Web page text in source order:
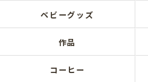
ベビーグッズ
作品
コーヒー